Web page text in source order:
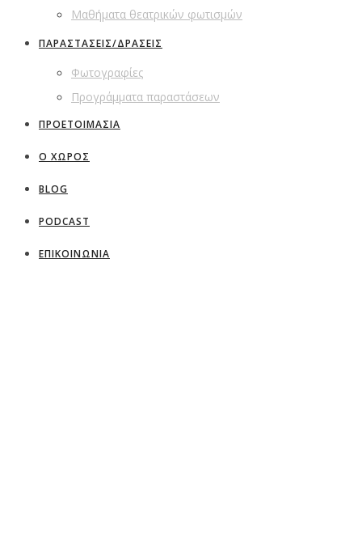
Μαθήματα θεατρικών φωτισμών
ΠΑΡΑΣΤΑΣΕΙΣ/ΔΡΑΣΕΙΣ
Φωτογραφίες
Προγράμματα παραστάσεων
ΠΡΟΕΤΟΙΜΑΣΙΑ
Ο ΧΩΡΟΣ
BLOG
PODCAST
ΕΠΙΚΟΙΝΩΝΙΑ